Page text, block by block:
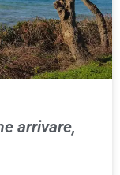
arrivare,